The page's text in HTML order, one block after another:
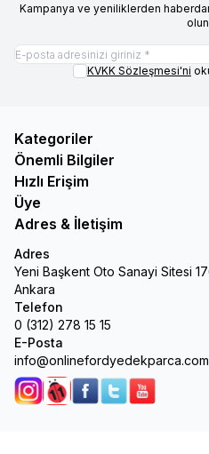
Kampanya ve yeniliklerden
KVKK Sözleşmesi'ni
Kategoriler
Önemli Bilgiler
Hızlı Erişim
Üye
Adres & İletişim
Adres
Yeni Başkent Oto Sanayi Sitesi
Ankara
Telefon
0 (312) 278 15 15
E-Posta
info@onlinefordyedekparca.com